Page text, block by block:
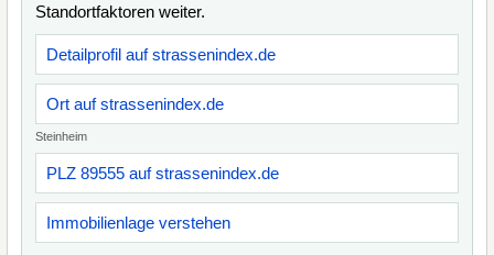
Standortfaktoren weiter.
Detailprofil auf strassenindex.de
Ort auf strassenindex.de
Steinheim
PLZ 89555 auf strassenindex.de
Immobilienlage verstehen